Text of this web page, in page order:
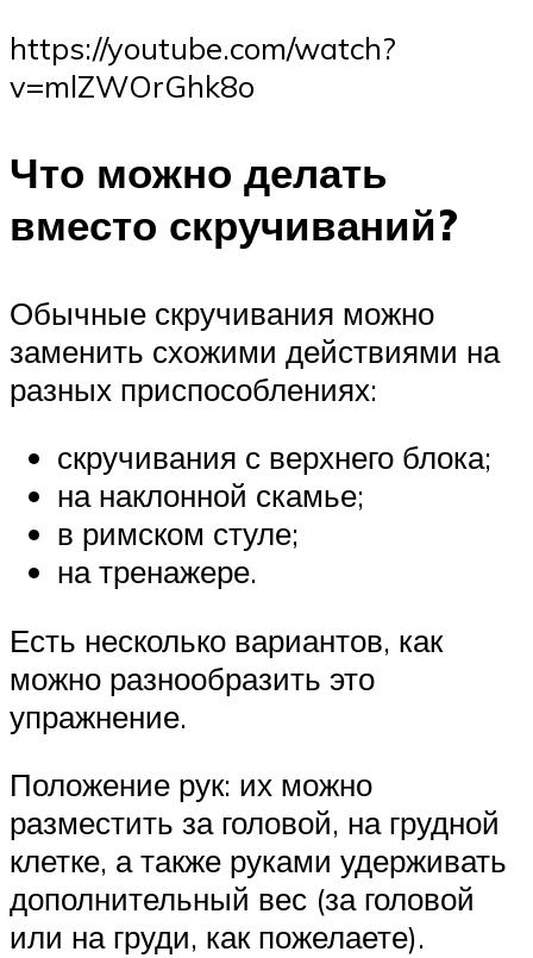
https://youtube.com/watch?
v=mlZWOrGhk8o
Что можно делать
вместо скручиваний?
Обычные скручивания можно
заменить схожими действиями на
разных приспособлениях:
скручивания с верхнего блока;
на наклонной скамье;
в римском стуле;
на тренажере.
Есть несколько вариантов, как
можно разнообразить это
упражнение.
Положение рук: их можно
разместить за головой, на грудной
клетке, а также руками удерживать
дополнительный вес (за головой
или на груди, как пожелаете).